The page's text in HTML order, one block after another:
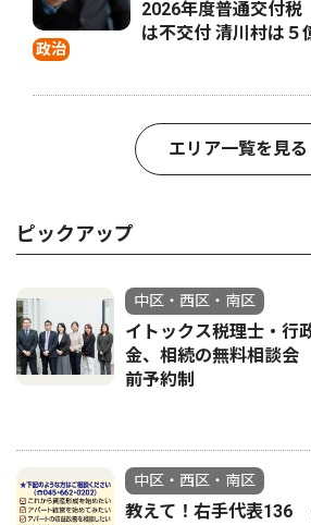
政治
2026年度普通交付
は不交付 清川村は５
エリア一覧を見る
ピックアップ
中区・西区・南区
イトックス税理士・
金、相続の無料相談
前予約制
中区・西区・南区
教えて！右手代表136